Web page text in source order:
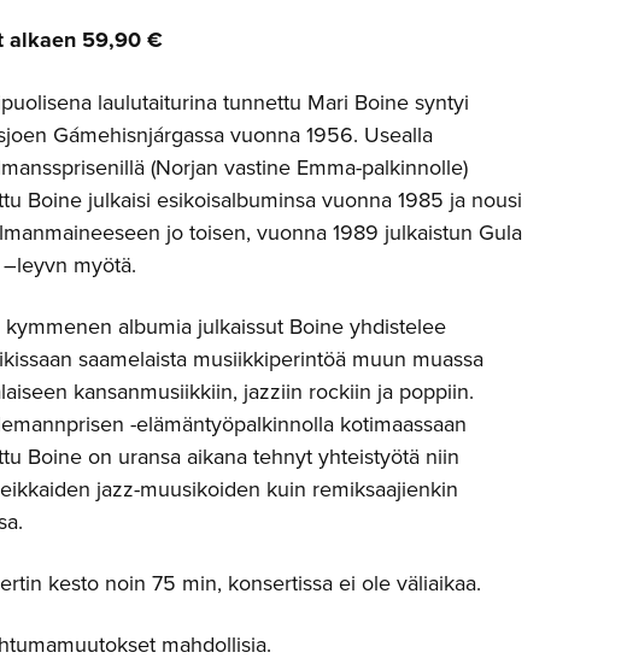
alkaen 59,90 €
laulutaiturina tunnettu Mari Boine syntyi
Gámehisnjárgassa vuonna 1956. Usealla
(Norjan vastine Emma-palkinnolle)
Boine julkaisi esikoisalbuminsa vuonna 1985 ja nousi
jo toisen, vuonna 1989 julkaistun Gula
myötä.
kymmenen albumia julkaissut Boine yhdistelee
saamelaista musiikkiperintöä muun muassa
kansanmusiikkiin, jazziin rockiin ja poppiin.
-elämäntyöpalkinnolla kotimaassaan
Boine on uransa aikana tehnyt yhteistyötä niin
jazz-muusikoiden kuin remiksaajienkin
kesto noin 75 min, konsertissa ei ole väliaikaa.
mahdollisia.